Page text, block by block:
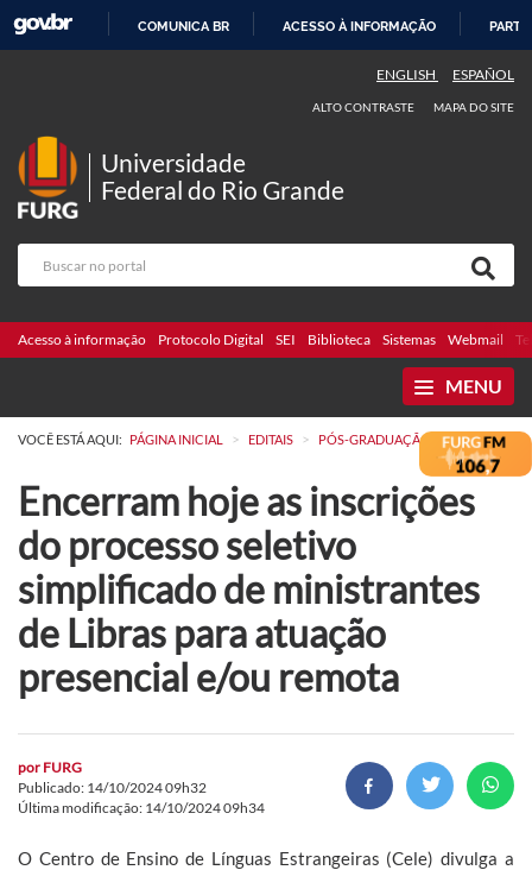
COMUNICA BR ACESSO À INFORMAÇÃO
ENGLISH ESPAÑOL
ALTO CONTRASTE MAPA DO SITE
Universidade
Federal do Rio Grande
Acesso à informação Protocolo Digital SEI Biblioteca Sistemas Webmail
MENU
VOCÊ ESTÁ AQUI: PÁGINA INICIAL > EDITAIS > PÓS-GRADUAÇÃO
Encerram hoje as inscrições
do processo seletivo
simplificado de ministrantes
de Libras para atuação
presencial e/ou remota
por FURG
Publicado: 14/10/2024 09h32
Última modificação: 14/10/2024 09h34
O Centro de Ensino de Línguas Estrangeiras (Cele) divulga a